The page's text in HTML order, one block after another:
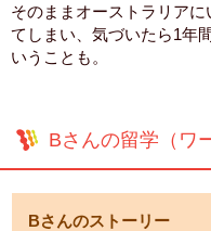
そのままオーストラリア
てしまい、気づいたら1年
いうことも。
Bさんの留学（ワ
Bさんのストーリー